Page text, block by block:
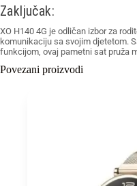
Zaključak:
XO H140 4G je odličan izbor za
komunikaciju sa svojim djetetom.
funkcijom, ovaj pametni sat pruža
Povezani proizvodi